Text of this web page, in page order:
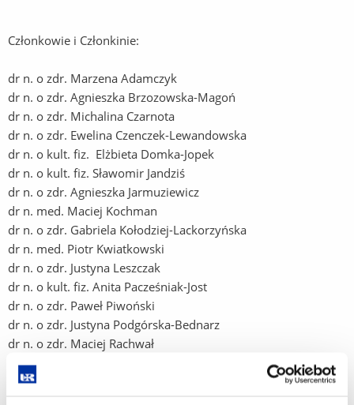
Członkowie i Członkinie:
dr n. o zdr. Marzena Adamczyk
dr n. o zdr. Agnieszka Brzozowska-Magoń
dr n. o zdr. Michalina Czarnota
dr n. o zdr. Ewelina Czenczek-Lewandowska
dr n. o kult. fiz. Elżbieta Domka-Jopek
dr n. o kult. fiz. Sławomir Jandziś
dr n. o zdr. Agnieszka Jarmuziewicz
dr n. med. Maciej Kochman
dr n. o zdr. Gabriela Kołodziej-Lackorzyńska
dr n. med. Piotr Kwiatkowski
dr n. o zdr. Justyna Leszczak
dr n. o kult. fiz. Anita Pacześniak-Jost
dr n. o zdr. Paweł Piwoński
dr n. o zdr. Justyna Podgórska-Bednarz
dr n. o zdr. Maciej Rachwał
dr n. hum. Sławomir Schultis
dr n. o kult. fiz. Dorota Szczygielska